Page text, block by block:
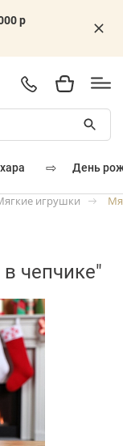
р
⇨ день
игрушки
чепчике"